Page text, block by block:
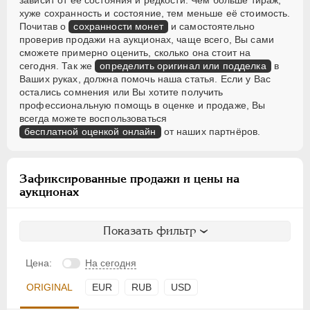
хуже сохранность и состояние, тем меньше её стоимость.
Почитав о сохранности монет и самостоятельно
проверив продажи на аукционах, чаще всего, Вы сами
сможете примерно оценить, сколько она стоит на
сегодня. Так же определить оригинал или подделка в
Ваших руках, должна помочь наша статья. Если у Вас
остались сомнения или Вы хотите получить
профессиональную помощь в оценке и продаже, Вы
всегда можете воспользоваться
бесплатной оценкой онлайн от наших партнёров.
Зафиксированные продажи и цены на
аукционах
Показать фильтр
Цена: На сегодня
ORIGINAL EUR RUB USD